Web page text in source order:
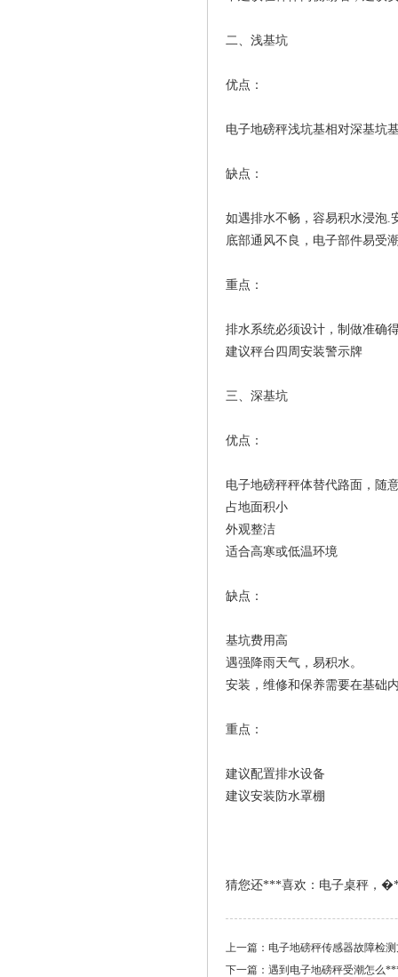
二、浅基坑
优点：
电子地磅秤浅坑基相对深基坑
缺点：
如遇排水不畅，容易积水浸泡
底部通风不良，电子部件易受
重点：
排水系统必须设计，制做准确
建议秤台四周安装警示牌
三、深基坑
优点：
电子地磅秤秤体替代路面，随
占地面积小
外观整洁
适合高寒或低温环境
缺点：
基坑费用高
遇强降雨天气，易积水。
安装，维修和保养需要在基础
重点：
建议配置排水设备
建议安装防水罩棚
猜您还***喜欢： 电子桌秤 ，
上一篇： 电子地磅秤传感器故障检
下一篇： 遇到电子地磅秤受潮怎么